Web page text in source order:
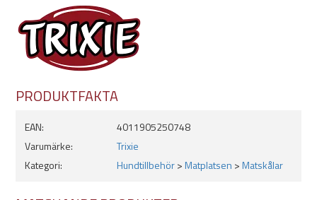
Rostfritt stål
Står stadigt
Gummiklädd undersida
Kan diskas i diskmaskin
PRODUKTFAKTA
EAN:
4011905250748
Varumärke:
Trixie
Kategori:
Hundtillbehör>Matplatsen >Matskålar